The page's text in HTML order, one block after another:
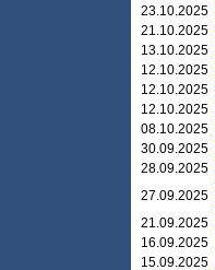
23.10.2025
21.10.2025
13.10.2025
12.10.2025
12.10.2025
12.10.2025
08.10.2025
30.09.2025
28.09.2025
27.09.2025
21.09.2025
16.09.2025
15.09.2025